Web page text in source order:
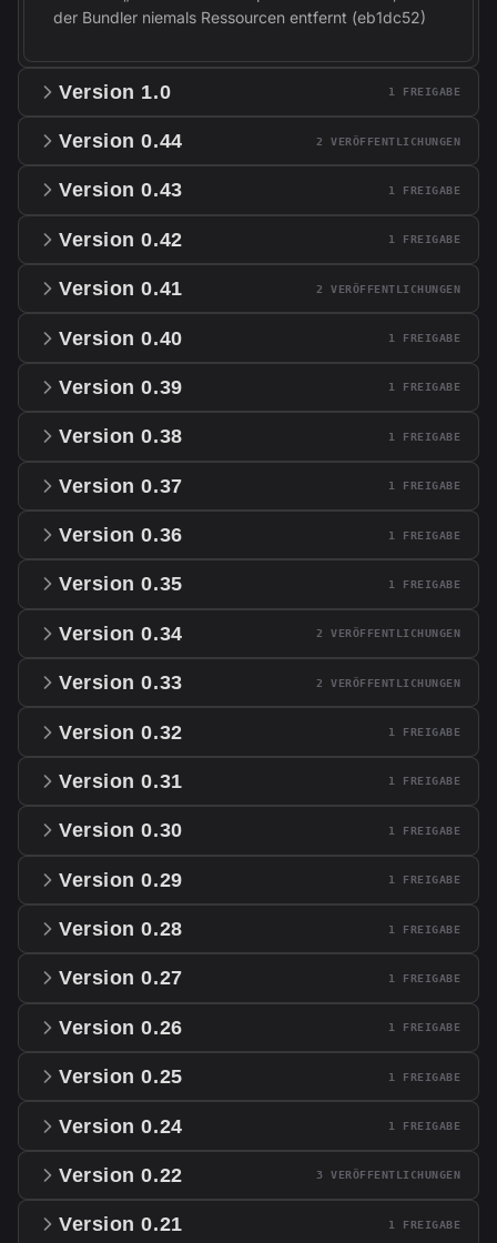
der Bundler niemals Ressourcen entfernt (eb1dc52)
Version 1.0 1 FREIGABE
Version 0.44 2 VERÖFFENTLICHUNGEN
Version 0.43 1 FREIGABE
Version 0.42 1 FREIGABE
Version 0.41 2 VERÖFFENTLICHUNGEN
Version 0.40 1 FREIGABE
Version 0.39 1 FREIGABE
Version 0.38 1 FREIGABE
Version 0.37 1 FREIGABE
Version 0.36 1 FREIGABE
Version 0.35 1 FREIGABE
Version 0.34 2 VERÖFFENTLICHUNGEN
Version 0.33 2 VERÖFFENTLICHUNGEN
Version 0.32 1 FREIGABE
Version 0.31 1 FREIGABE
Version 0.30 1 FREIGABE
Version 0.29 1 FREIGABE
Version 0.28 1 FREIGABE
Version 0.27 1 FREIGABE
Version 0.26 1 FREIGABE
Version 0.25 1 FREIGABE
Version 0.24 1 FREIGABE
Version 0.22 3 VERÖFFENTLICHUNGEN
Version 0.21 1 FREIGABE